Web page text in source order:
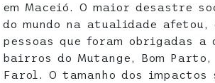
em Maceió. O maior desastre
do mundo na atualidade
pessoas que foram obrigadas a
bairros do Mutange, Bom
Farol. O tamanho dos